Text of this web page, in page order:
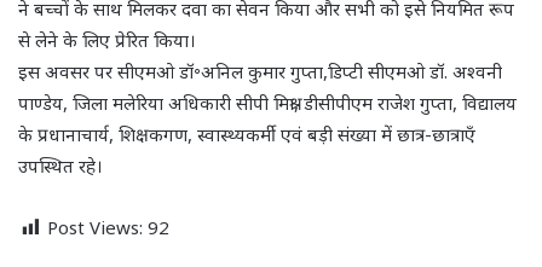
ने बच्चों के साथ मिलकर दवा का सेवन किया और सभी को इसे नियमित रूप
से लेने के लिए प्रेरित किया।
इस अवसर पर सीएमओ डॉ॰अनिल कुमार गुप्ता,डिप्टी सीएमओ डॉ. अश्वनी
पाण्डेय, जिला मलेरिया अधिकारी सीपी मिश्रा, डीसीपीएम राजेश गुप्ता, विद्यालय
के प्रधानाचार्य, शिक्षकगण, स्वास्थ्यकर्मी एवं बड़ी संख्या में छात्र-छात्राएँ
उपस्थित रहे।
Post Views: 92